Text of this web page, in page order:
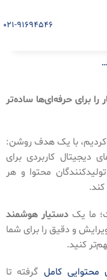
021-91694546
برای حرفه‌ای‌ها ساده‌تر
کردیم، با یک هدف روشن:
دیجیتال کاربردی برای
محتوا و هر
ما یک دستیار هوشمند
و دقیق را برای شما
کنید.
محتوایی کامل گرفته تا